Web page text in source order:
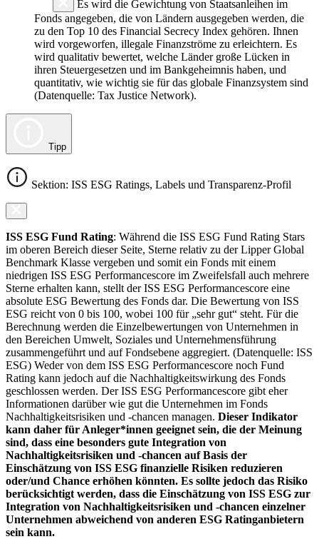
Es wird die Gewichtung von Staatsanleihen im
Fonds angegeben, die von Ländern ausgegeben werden, die
zu den Top 10 des Financial Secrecy Index gehören. Ihnen
wird vorgeworfen, illegale Finanzströme zu erleichtern. Es
wird qualitativ bewertet, welche Länder große Lücken in
ihren Steuergesetzen und im Bankgeheimnis haben, und
quantitativ, wie wichtig sie für das globale Finanzsystem sind
(Datenquelle: Tax Justice Network).
Tipp
Sektion: ISS ESG Ratings, Labels und Transparenz-Profil
ISS ESG Fund Rating: Während die ISS ESG Fund Rating Stars
im oberen Bereich dieser Seite, Sterne relativ zu der Lipper Global
Benchmark Klasse vergeben und somit ein Fonds mit einem
niedrigen ISS ESG Performancescore im Zweifelsfall auch mehrere
Sterne erhalten kann, stellt der ISS ESG Performancescore eine
absolute ESG Bewertung des Fonds dar. Die Bewertung von ISS
ESG reicht von 0 bis 100, wobei 100 für „sehr gut“ steht. Für die
Berechnung werden die Einzelbewertungen von Unternehmen in
den Bereichen Umwelt, Soziales und Unternehmensführung
zusammengeführt und auf Fondsebene aggregiert. (Datenquelle: ISS
ESG) Weder von dem ISS ESG Performancescore noch Fund
Rating kann jedoch auf die Nachhaltigkeitswirkung des Fonds
geschlossen werden. Der ISS ESG Performancescore gibt eher
Informationen darüber wie gut die Unternehmen im Fonds
Nachhaltigkeitsrisiken und -chancen managen. Dieser Indikator
kann daher für Anleger*innen geeignet sein, die der Meinung
sind, dass eine besonders gute Integration von
Nachhaltigkeitsrisiken und -chancen auf Basis der
Einschätzung von ISS ESG finanzielle Risiken reduzieren
oder/und Chance erhöhen könnten. Es sollte jedoch das Risiko
berücksichtigt werden, dass die Einschätzung von ISS ESG zur
Integration von Nachhaltigkeitsrisiken und -chancen einzelner
Unternehmen abweichend von anderen ESG Ratinganbietern
sein kann.